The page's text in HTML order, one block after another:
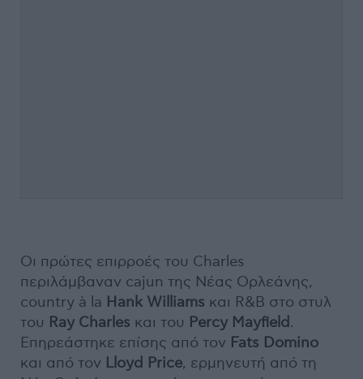
Οι πρώτες επιρροές του Charles
περιλάμβαναν cajun της Νέας Ορλεάνης,
country à la Hank Williams και R&B στο στυλ
του Ray Charles και του Percy Mayfield.
Επηρεάστηκε επίσης από τον Fats Domino
και από τον Lloyd Price, ερμηνευτή από τη